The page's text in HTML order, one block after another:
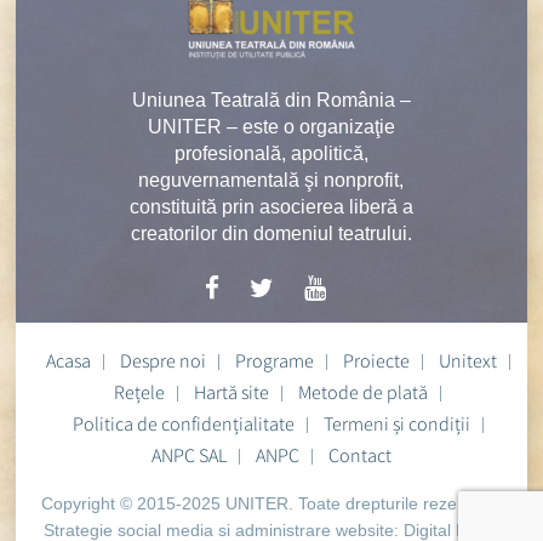
Uniunea Teatrală din România –
UNITER – este o organizaţie
profesională, apolitică,
neguvernamentală şi nonprofit,
constituită prin asocierea liberă a
creatorilor din domeniul teatrului.
Acasa Despre noi Programe Proiecte
Unitext
Rețele
Hartă site
Metode de plată
Politica de confidențialitate
Termeni și condiții
ANPC SAL
ANPC Contact
Copyright © 2015-2025 UNITER. Toate drepturile rezervate.
Strategie social media si administrare website: Digital Heart